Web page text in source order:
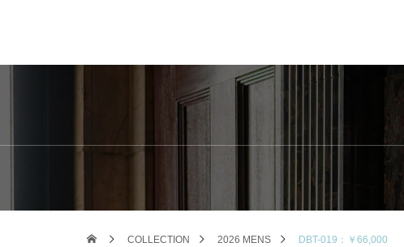
COLLECTION 2026 MENS DBT-019：￥66,000